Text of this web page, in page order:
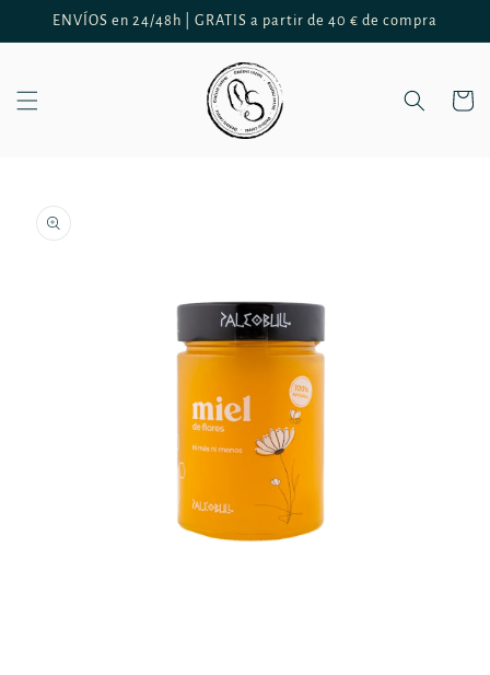
directamente
al contenido
ENVÍOS en 24/48h | GRATIS a partir de 40 € de compra
Carrito
a la
información